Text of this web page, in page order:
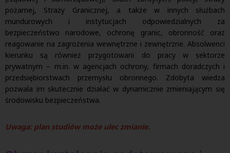
pożarnej, Straży Granicznej, a także w innych służbach
mundurowych i instytucjach odpowiedzialnych za
bezpieczeństwo narodowe, ochronę granic, obronność oraz
reagowanie na zagrożenia wewnętrzne i zewnętrzne. Absolwenci
kierunku są również przygotowani do pracy w sektorze
prywatnym – m.in. w agencjach ochrony, firmach doradczych i
przedsiębiorstwach przemysłu obronnego. Zdobyta wiedza
pozwala im skutecznie działać w dynamicznie zmieniającym się
środowisku bezpieczeństwa.
Uwaga: plan studiów może ulec zmianie.